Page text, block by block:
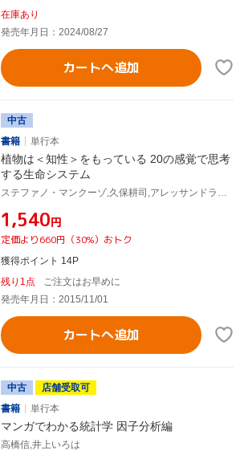
在庫あり
発売年月日：2024/08/27
カートへ追加
中古
書籍
単行本
植物は＜知性＞をもっている 20の感覚で思考
する生命システム
¥1,540円
定価より660円（30%）おトク
獲得ポイント 14P
残り1点
ご注文はお早めに
発売年月日：2015/11/01
カートへ追加
中古
店舗受取可
書籍
単行本
マンガでわかる統計学 因子分析編
高橋信,井上いろは